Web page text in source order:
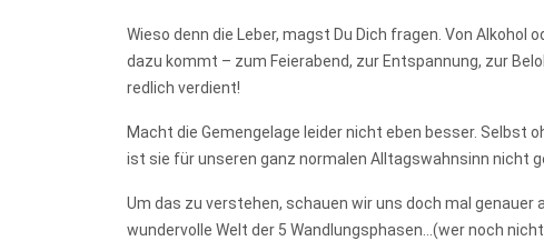
Wieso denn die Leber, magst Du Dich fragen. Von
dazu kommt – zum Feierabend, zur Entspannung, zur
redlich verdient!
Macht die Gemengelage leider nicht eben besser. Selbst
ist sie für unseren ganz normalen Alltagswahnsinn nicht
Um das zu verstehen, schauen wir uns doch mal genauer
wundervolle Welt der 5 Wandlungsphasen…(wer noch